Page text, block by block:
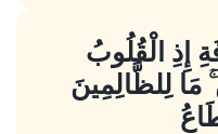
إِذِ الْقُلُوبُ
مَا لِلظَّالِمِينَ